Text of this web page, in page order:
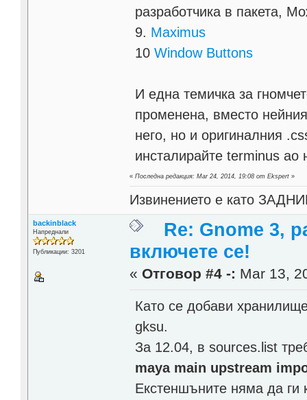
разработчика в пакета,
9. Maximus
10Window Buttons
И една темичка за
променена, вместо
него, но и оригиналния
инсталирайте terminus
«Последна редакция: Mar 24, 2014, 19:08 от Ekspert »
Извинението е като
backinblack
Напреднали
Публикации: 3201
Re: Gnome 3,
включете се!
« Отговор #4 -: Mar 13,
Като се добави
gksu.
За 12.04, в sources.list
maya main upstream
Екстеншъните няма да ги